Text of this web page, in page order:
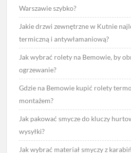
Warszawie szybko?
Jakie drzwi zewnętrzne w Kutnie
termiczną i antywłamaniową?
Jak wybrać rolety na Bemowie, by
ogrzewanie?
Gdzie na Bemowie kupić rolety
montażem?
Jak pakować smycze do kluczy
wysyłki?
Jak wybrać materiał smyczy z